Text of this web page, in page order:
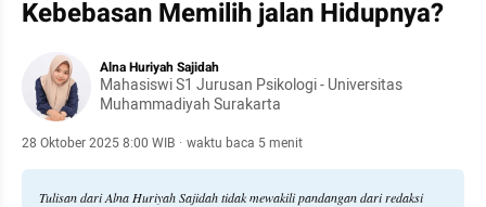
Kebebasan Memilih jalan Hidupnya?
Alna Huriyah Sajidah
Mahasiswi S1 Jurusan Psikologi - Universitas
Muhammadiyah Surakarta
28 Oktober 2025 8:00 WIB · waktu baca 5 menit
Tulisan dari Alna Huriyah Sajidah tidak mewakili pandangan dari redaksi